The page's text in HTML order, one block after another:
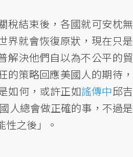
稅結束後，各國就可安枕無
界就會恢復原狀，現在只是
解決他們自以為不公平的貿
的策略回應美國人的期待，
如何，或許正如謠傳中邱吉
人總會做正確的事，不過是
性之後」。